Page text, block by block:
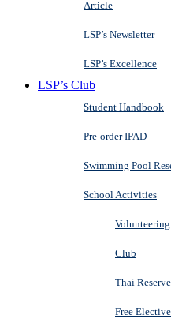
Article
LSP’s Newsletter
LSP’s Excellence
LSP’s Club
Student Handbook
Pre-order IPAD
Swimming Pool
School Activities
Volunteering
Club
Thai
Free Elective